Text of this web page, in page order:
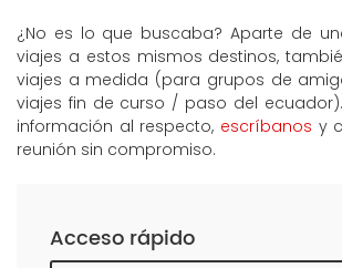
¿No es lo que buscaba? Aparte de
viajes a estos mismos destinos,
viajes a medida (para grupos de
viajes fin de curso / paso del
información al respecto, escríbanos y
reunión sin compromiso.
Acceso rápido